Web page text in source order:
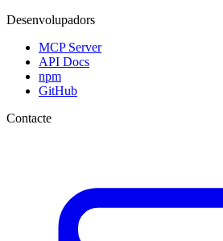
Desenvolupadors
MCP Server
API Docs
npm
GitHub
Contacte